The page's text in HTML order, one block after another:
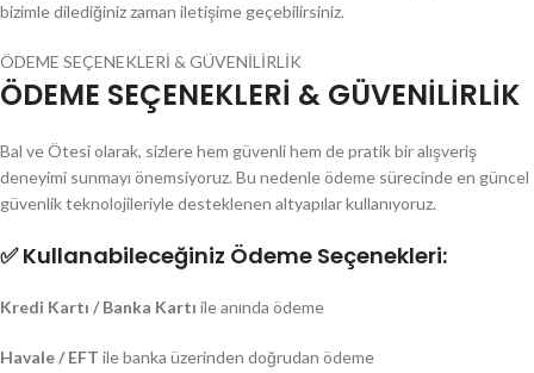
bizimle dilediğiniz zaman iletişime geçebilirsiniz.
ÖDEME SEÇENEKLERİ & GÜVENİLİRLİK
ÖDEME SEÇENEKLERİ & GÜVENİLİRLİK
Bal ve Ötesi olarak, sizlere hem güvenli hem de pratik bir alışveriş
deneyimi sunmayı önemsiyoruz. Bu nedenle ödeme sürecinde en güncel
güvenlik teknolojileriyle desteklenen altyapılar kullanıyoruz.
✅Kullanabileceğiniz Ödeme Seçenekleri:
Kredi Kartı / Banka Kartı ile anında ödeme
Havale / EFT ile banka üzerinden doğrudan ödeme